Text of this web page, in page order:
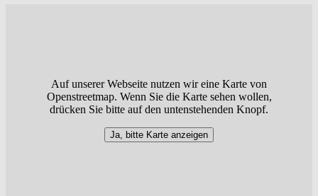
Auf unserer Webseite nutzen wir eine Karte von
Openstreetmap. Wenn Sie die Karte sehen wollen,
drücken Sie bitte auf den untenstehenden Knopf.
Ja, bitte Karte anzeigen